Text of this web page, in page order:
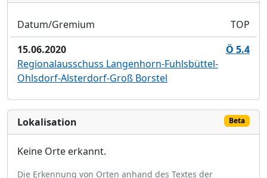
Datum/Gremium
TOP
15.06.2020
Ö 5.4
Regionalausschuss Langenhorn-Fuhlsbüttel-
Ohlsdorf-Alsterdorf-Groß Borstel
Lokalisation Beta
Keine Orte erkannt.
Die Erkennung von Orten anhand des Textes der